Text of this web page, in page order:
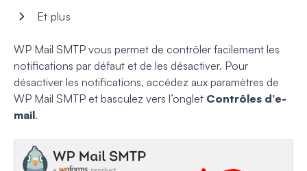
Et plus
WP Mail SMTP vous permet de contrôler facilement les
notifications par défaut et de les désactiver. Pour
désactiver les notifications, accédez aux paramètres de
WP Mail SMTP et basculez vers l’onglet Contrôles d’e-
mail.